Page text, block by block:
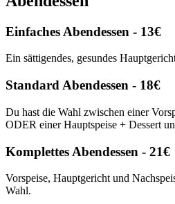
Einfaches Abendessen - 13€
Ein sättigendes, gesundes
Standard Abendessen - 18€
Du hast die Wahl zwischen einer
ODER einer Hauptspeise + Dessert
Komplettes Abendessen - 21€
Vorspeise, Hauptgericht und
Wahl.